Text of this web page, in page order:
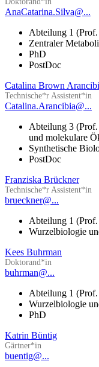
AnaCatarina.Silva@...
Abteilung 1
Zentraler
PhD
PostDoc
Catalina Brown
Technische*r Assistent*in
Catalina.Arancibia@...
Abteilung 3
und molekulare
Synthetische
PostDoc
Franziska Brückner
Technische*r Assistent*in
brueckner@...
Abteilung 1
Wurzelbiologie
Kees Buhrman
Doktorand*in
buhrman@...
Abteilung 1
Wurzelbiologie
PhD
Katrin Büntig
Gärtner*in
buentig@...